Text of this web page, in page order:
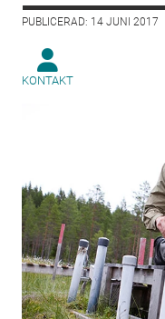
PUBLICERAD: 14 JUNI 2017
KONTAKT